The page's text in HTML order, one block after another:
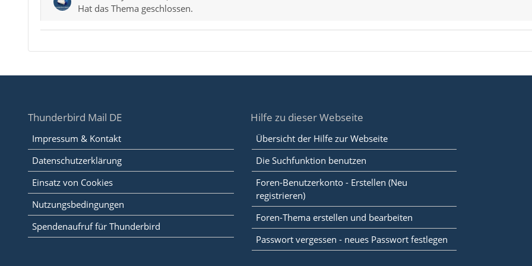
Hat das Thema geschlossen.
Thunderbird Mail DE
Impressum & Kontakt
Datenschutzerklärung
Einsatz von Cookies
Nutzungsbedingungen
Spendenaufruf für Thunderbird
Hilfe zu dieser Webseite
Übersicht der Hilfe zur Webseite
Die Suchfunktion benutzen
Foren-Benutzerkonto - Erstellen (Neu
registrieren)
Foren-Thema erstellen und bearbeiten
Passwort vergessen - neues Passwort festlegen